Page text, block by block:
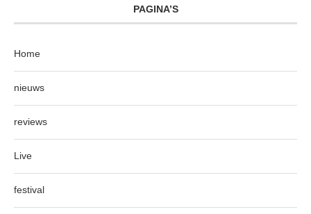
PAGINA’S
Home
nieuws
reviews
Live
festival